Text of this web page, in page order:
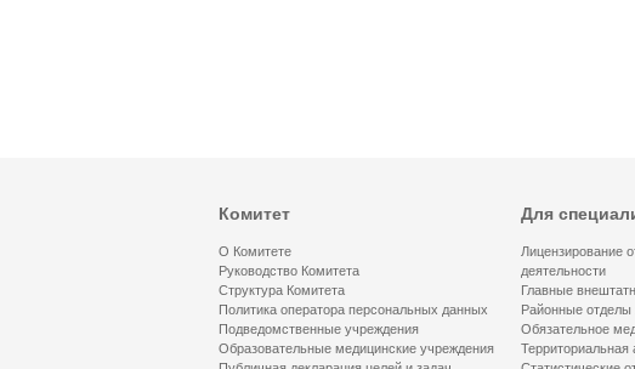
Комитет
О Комитете
Руководство Комитета
Структура Комитета
Политика оператора персональных данных
Подведомственные учреждения
Образовательные медицинские учреждения
Для
Лицензирование
деятельности
Главные
Районные отделы
Обязательное
Территориальная